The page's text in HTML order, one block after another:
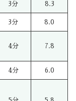
3分 8.3
3分 8.0
4分 7.8
4分 6.0